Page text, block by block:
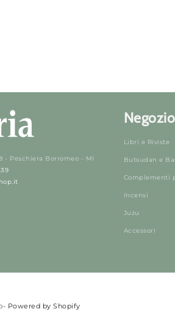
- Peschiera Borromeo - MI
Libri e Riviste
Butsudan e
Complementi
Incensi
Juzu
Accessori
- Powered by Shopify